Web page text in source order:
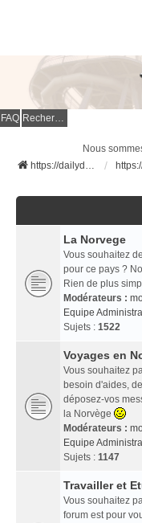
FAQ Rechercher
Nous
https://dailydigesthub.com
La Norvege
Vous souhaitez
pour ce pays ?
Rien de plus
Modérateurs :
Equipe
Sujets : 1522
Voyages en
Vous souhaitez
besoin d'aides,
déposez-vos
la Norvège
Modérateurs :
Equipe
Sujets : 1147
Travailler et
Vous souhaitez
forum est pour